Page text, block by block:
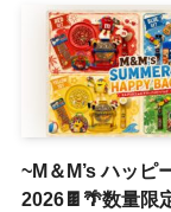
~M＆M’s ハッピ
2026🍫🌴数量限